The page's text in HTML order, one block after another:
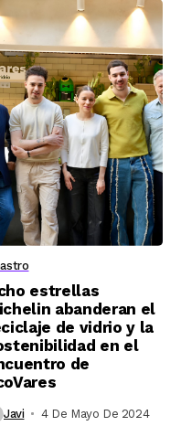
estrellas
abanderan el
de vidrio y la
en el
de
Javi 4 De Mayo De 2024